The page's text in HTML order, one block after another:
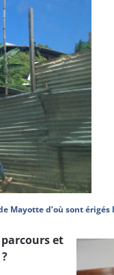
Mayotte d’où sont
et